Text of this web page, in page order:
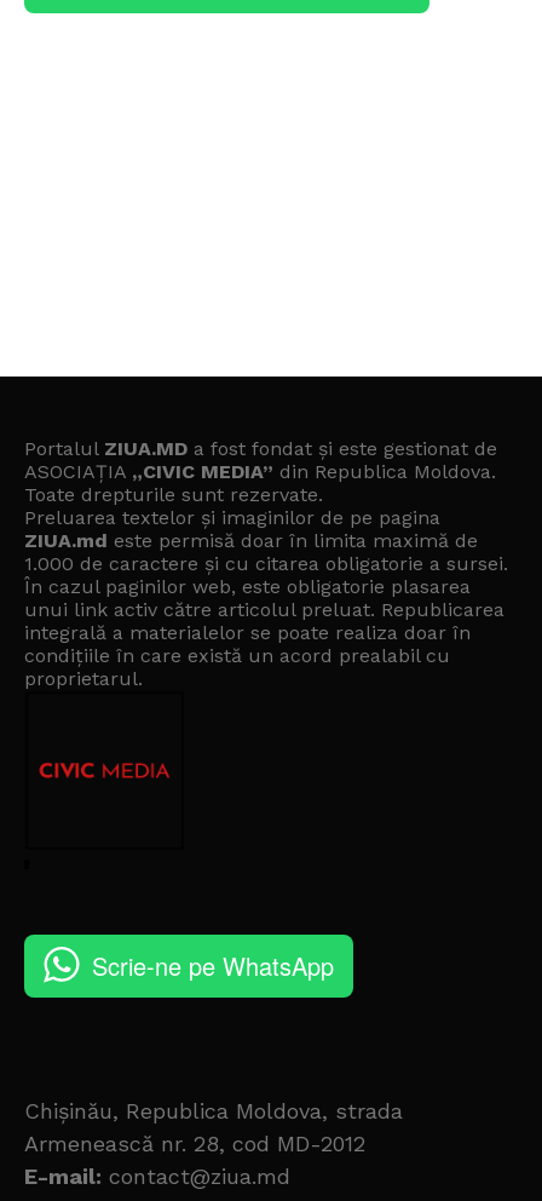
Portalul ZIUA.MD a fost fondat și este gestionat de
ASOCIAȚIA „CIVIC MEDIA” din Republica Moldova.
Toate drepturile sunt rezervate.
Preluarea textelor și imaginilor de pe pagina
ZIUA.md este permisă doar în limita maximă de
1.000 de caractere și cu citarea obligatorie a sursei.
În cazul paginilor web, este obligatorie plasarea
unui link activ către articolul preluat. Republicarea
integrală a materialelor se poate realiza doar în
condițiile în care există un acord prealabil cu
proprietarul.
Scrie-ne pe WhatsApp
Chișinău, Republica Moldova, strada
Armenească nr. 28, cod MD-2012
E-mail: contact@ziua.md